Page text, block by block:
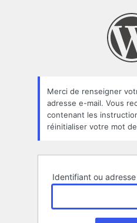
oublié
Merci de renseigner
adresse e-mail. Vous
contenant les
réinitialiser votre mot
Identifiant ou